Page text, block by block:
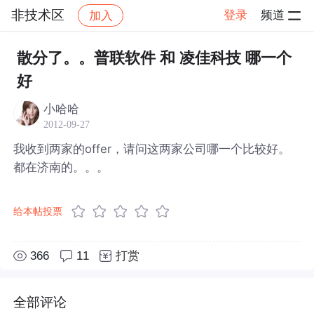
非技术区 加入 登录 频道
社区 非技术区 帖子详情
散分了。。普联软件 和 凌佳科技 哪一个
好
小哈哈
2012-09-27
我收到两家的offer，请问这两家公司哪一个比较好。
都在济南的。。。
给本帖投票
366 11 打赏
全部评论